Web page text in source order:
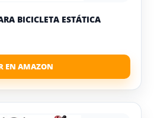
BICICLETA ESTÁTICA